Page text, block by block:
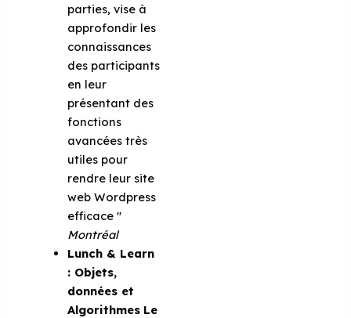
parties, vise à
approfondir les
connaissances
des participants
en leur
présentant des
fonctions
avancées très
utiles pour
rendre leur site
web Wordpress
efficace "
Montréal
Lunch & Learn
: Objets,
données et
Algorithmes Le